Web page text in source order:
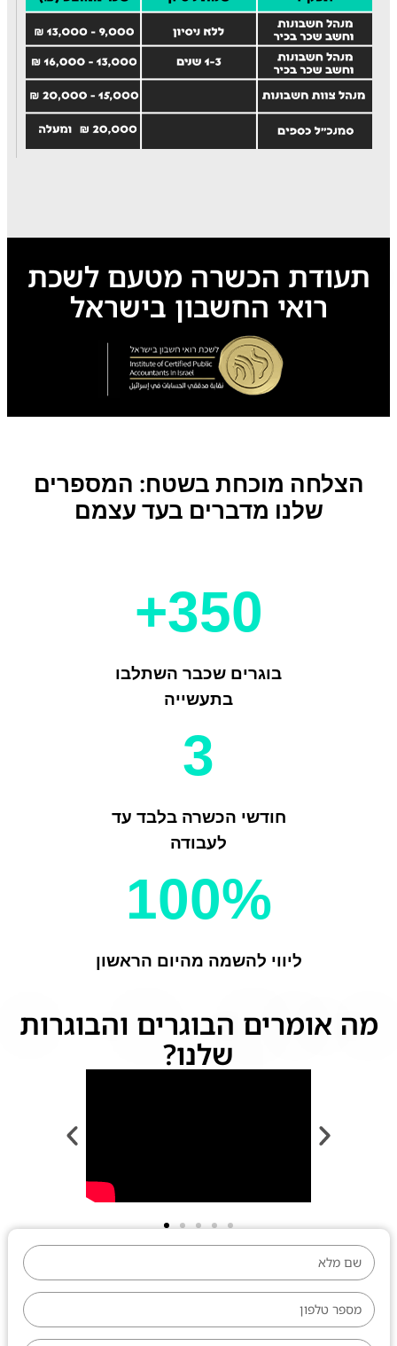
תעודת הכשרה מטעם לשכת
רואי החשבון בישראל
הצלחה מוכחת בשטח: המספרים
שלנו מדברים בעד עצמם
350+
בוגרים שכבר השתלבו
בתעשייה
3
חודשי הכשרה בלבד עד
לעבודה
100%
ליווי להשמה מהיום הראשון
מה אומרים הבוגרים והבוגרות
שלנו?